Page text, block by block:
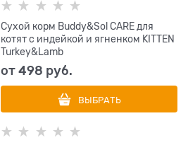
Сухой корм Buddy&Sol CARE для
котят с индейкой и ягненком KITTEN
Turkey&Lamb
от498 руб.
ВЫБРАТЬ